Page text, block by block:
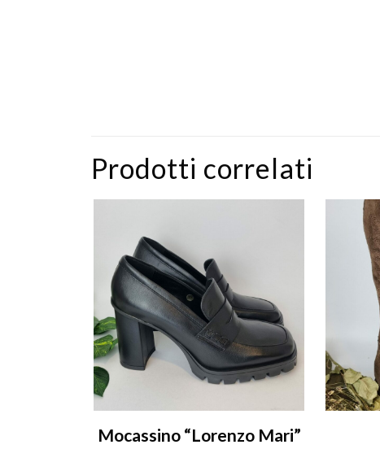
Prodotti correlati
Mocassino “Lorenzo Mari”